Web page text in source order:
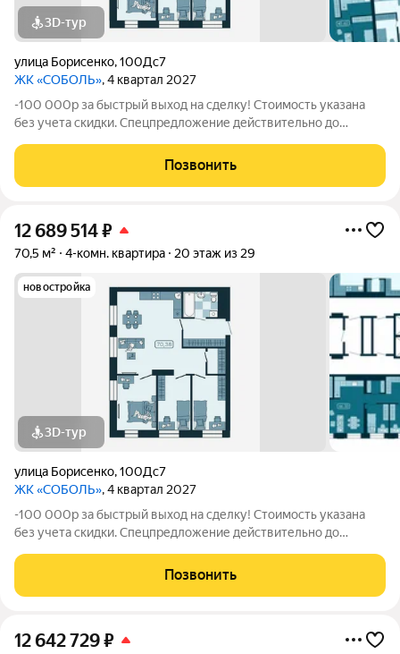
3D-тур
улица Борисенко,100Дс7
ЖК «СОБОЛЬ», 4 квартал 2027
-100 000р за быстрый выход на сделку! Стоимость указана
без учета скидки. Спецпредложение действительно до
пришлем вам ссылку на 3D аэротур по ЖК "Соболь" Квартира
№137 на 14 этаже Отделка:
Позвонить
12 689 514₽
70,5 м² 4-комн. квартира 20 этаж из 29
новостройка
3D-тур
улица Борисенко,100Дс7
ЖК «СОБОЛЬ», 4 квартал 2027
-100 000р за быстрый выход на сделку! Стоимость указана
без учета скидки. Спецпредложение действительно до
пришлем вам ссылку на 3D аэротур по ЖК "Соболь" Квартира
№217 на 20 этаже Отделка:
Позвонить
12 642 729₽